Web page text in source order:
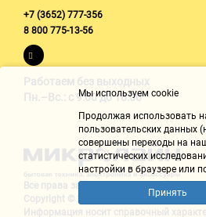
Количество батареек
2
Класс защиты
IP54
Длина волны
635 нм
Внесен в госреестр
+7 (3652) 777-356
8 800 775-13-56
Работаем без выходных
Пн.–Вс.: с 9:00 до 18:00
Все права защищены "Микролайн"
Copyright © 2002-2026
Информация носит справочный
Мы используем cookie
Продолжая использовать
пользовательских данных
совершены переходы на
статистических
настройки в браузере или
Принять